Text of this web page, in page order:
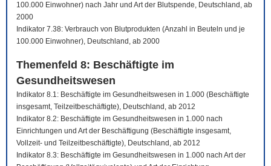
100.000 Einwohner) nach Jahr und Art der Blutspende, Deutschland, ab
2000
Indikator 7.38: Verbrauch von Blutprodukten (Anzahl in Beuteln und je
100.000 Einwohner), Deutschland, ab 2000
Themenfeld 8: Beschäftigte im
Gesundheitswesen
Indikator 8.1: Beschäftigte im Gesundheitswesen in 1.000 (Beschäftigte
insgesamt, Teilzeitbeschäftigte), Deutschland, ab 2012
Indikator 8.2: Beschäftigte im Gesundheitswesen in 1.000 nach
Einrichtungen und Art der Beschäftigung (Beschäftigte insgesamt,
Vollzeit- und Teilzeitbeschäftigte), Deutschland, ab 2012
Indikator 8.3: Beschäftigte im Gesundheitswesen in 1.000 nach Art der